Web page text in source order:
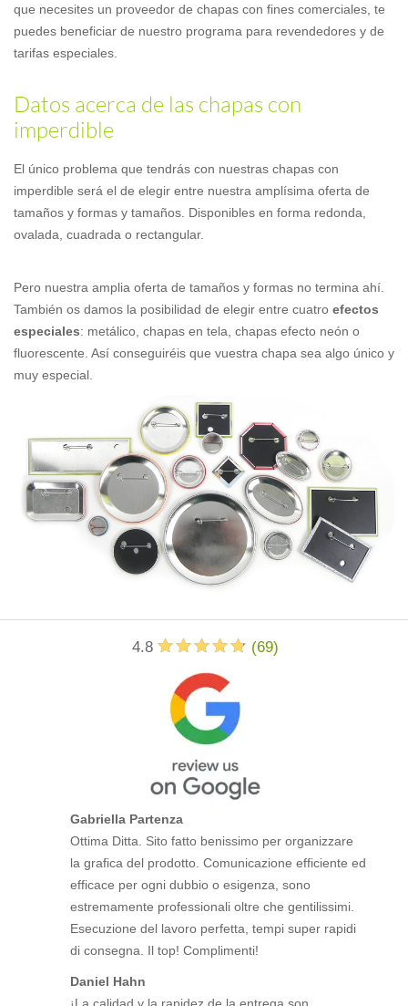
que necesites un proveedor de chapas con fines comerciales, te
puedes beneficiar de nuestro programa para revendedores y de
tarifas especiales.
Datos acerca de las chapas con
imperdible
El único problema que tendrás con nuestras chapas con
imperdible será el de elegir entre nuestra amplísima oferta de
tamaños y formas y tamaños. Disponibles en forma redonda,
ovalada, cuadrada o rectangular.
Pero nuestra amplia oferta de tamaños y formas no termina ahí.
También os damos la posibilidad de elegir entre cuatro efectos
especiales: metálico, chapas en tela, chapas efecto neón o
fluorescente. Así conseguiréis que vuestra chapa sea algo único y
muy especial.
4.8 (69)
Gabriella Partenza
Ottima Ditta. Sito fatto benissimo per organizzare
la grafica del prodotto. Comunicazione efficiente ed
efficace per ogni dubbio o esigenza, sono
estremamente professionali oltre che gentilissimi.
Esecuzione del lavoro perfetta, tempi super rapidi
di consegna. Il top! Complimenti!
Daniel Hahn
¡La calidad y la rapidez de la entrega son